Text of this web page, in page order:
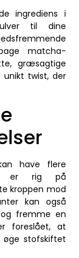
ingrediens i
til dine
matcha-
græsagtige
twist, der
have flere
er rig på
kroppen mod
kan også
fremme en
foreslået, at
stofskiftet